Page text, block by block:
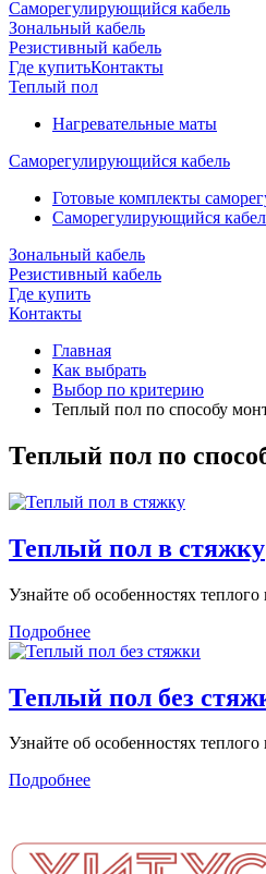
Саморегулирующийся кабель
Зональный кабель
Резистивный кабель
Где купитьКонтакты
Теплый пол
Нагревательные маты
Саморегулирующийся кабель
Готовые комплекты
Саморегулирующийся
Зональный кабель
Резистивный кабель
Где купить
Контакты
Главная
Как выбрать
Выбор по критерию
Теплый пол по способу
Теплый пол по
Теплый пол в стяжку
Узнайте об особенностях
Подробнее
Теплый пол без
Узнайте об особенностях
Подробнее